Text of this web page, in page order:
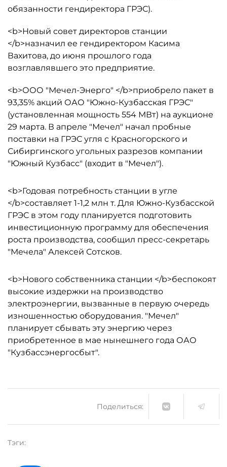
обязанности гендиректора ГРЭС).
<b>Новый совет директоров станции
</b>назначил ее гендиректором Касима
Вахитова, до июня прошлого года
возглавлявшего это предприятие.
<b>ООО "Мечел-Энерго" </b>приобрело пакет в
93,35% акций ОАО "Южно-Кузбасская ГРЭС"
(установленная мощность 554 МВт) на аукционе
29 марта. В апреле "Мечел" начал пробные
поставки на ГРЭС угля с Красногорского и
Сибиргинского угольных разрезов компании
"Южный Кузбасс" (входит в "Мечел").
<b>Годовая потребность станции в угле
</b>составляет 1-1,2 млн т. Для Южно-Кузбасской
ГРЭС в этом году планируется подготовить
инвестиционную программу для обеспечения
роста производства, сообщил пресс-секретарь
"Мечела" Алексей Сотсков.
<b>Нового собственника станции </b>беспокоят
высокие издержки на производство
электроэнергии, вызванные в первую очередь
изношенностью оборудования. "Мечел"
планирует сбывать эту энергию через
приобретенное в мае нынешнего года ОАО
"Кузбассэнергосбыт".
Поделиться:
Тэги: